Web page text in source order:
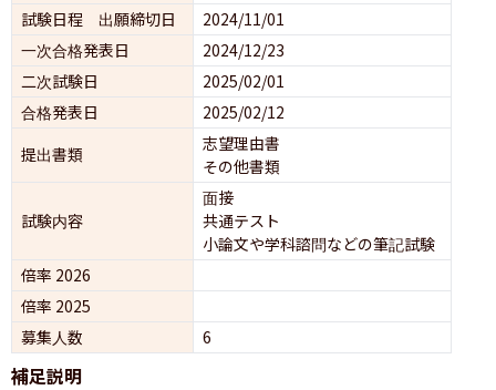
試験日程 出願締切日
2024/11/01
一次合格発表日
2024/12/23
二次試験日
2025/02/01
合格発表日
2025/02/12
提出書類
志望理由書
その他書類
試験内容
面接
共通テスト
小論文や学科諮問などの筆記試験
倍率 2026
倍率 2025
募集人数
6
補足説明